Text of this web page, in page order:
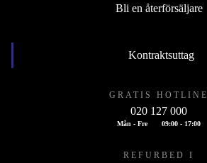
Bli en återförsäljare
Kontraktsuttag
GRATIS HOTLINE
020 127 000
Mån - Fre 09:00 - 17:00
REFURBED I